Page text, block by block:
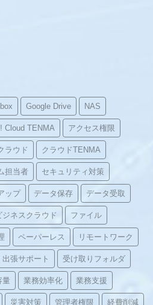
Google Drive NAS
Cloud TENMA アクセス権限
ラウド クラウドTENMA
担当者 セキュリティ対策
ップ データ保存 データ受取
ジネスクラウド ファイル
ペーパーレス リモートワーク
出張サポート 受け取りフォルダ
量 業務効率化 業務支援
災害対策 管理者権限 経費削減